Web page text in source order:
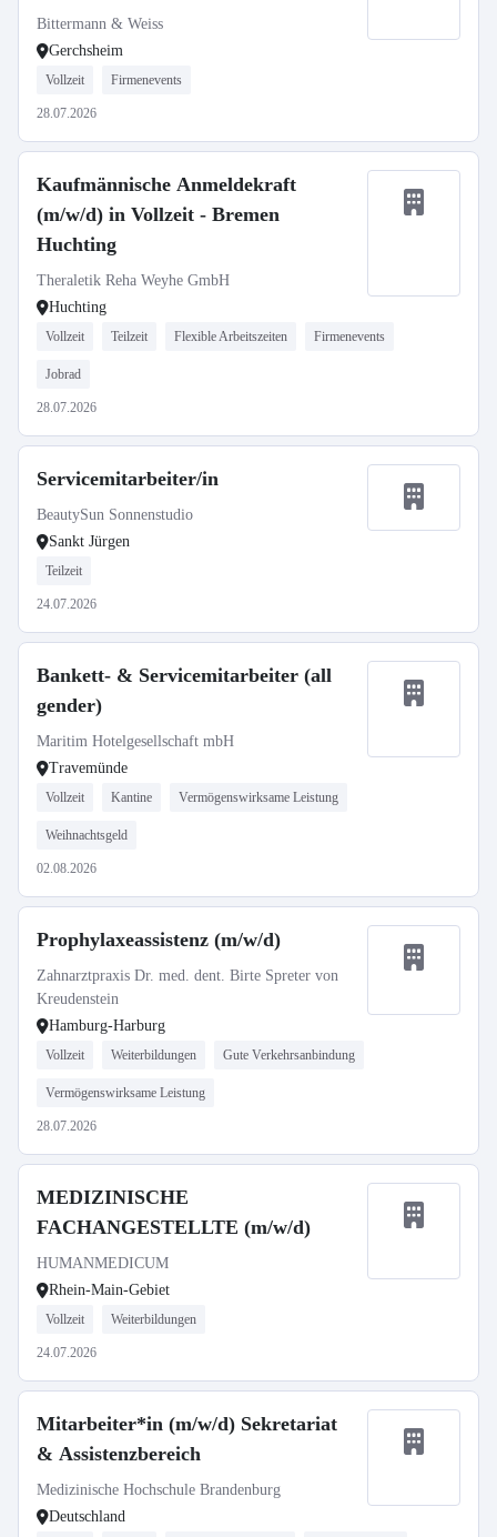
Bittermann & Weiss
Gerchsheim
Vollzeit Firmenevents
28.07.2026
Kaufmännische Anmeldekraft
(m/w/d) in Vollzeit - Bremen
Huchting
Theraletik Reha Weyhe GmbH
Huchting
Vollzeit Teilzeit Flexible Arbeitszeiten Firmenevents
Jobrad
28.07.2026
Servicemitarbeiter/in
BeautySun Sonnenstudio
Sankt Jürgen
Teilzeit
24.07.2026
Bankett- & Servicemitarbeiter (all
gender)
Maritim Hotelgesellschaft mbH
Travemünde
Vollzeit Kantine Vermögenswirksame Leistung
Weihnachtsgeld
02.08.2026
Prophylaxeassistenz (m/w/d)
Zahnarztpraxis Dr. med. dent. Birte Spreter von
Kreudenstein
Hamburg-Harburg
Vollzeit Weiterbildungen Gute Verkehrsanbindung
Vermögenswirksame Leistung
28.07.2026
MEDIZINISCHE
FACHANGESTELLTE (m/w/d)
HUMANMEDICUM
Rhein-Main-Gebiet
Vollzeit Weiterbildungen
24.07.2026
Mitarbeiter*in (m/w/d) Sekretariat
& Assistenzbereich
Medizinische Hochschule Brandenburg
Deutschland